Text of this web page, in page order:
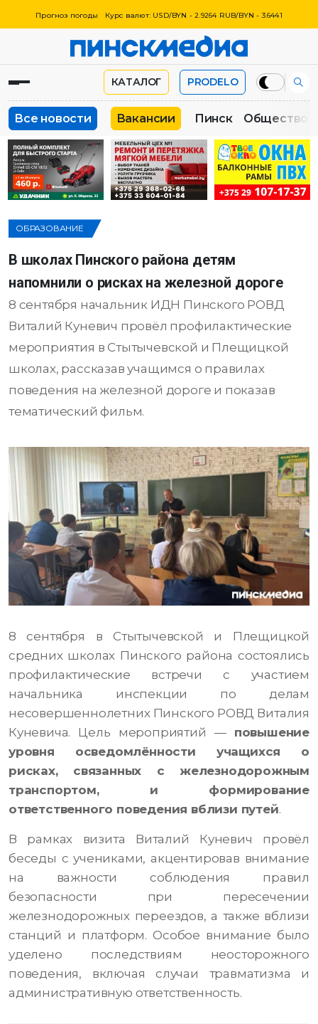
Прогноз погоды Курс валют: USD/BYN - 2.9264 RUB/BYN - 3.6441
КАТАЛОГ PRODELO
Все новости Вакансии Пинск Общество
ОБРАЗОВАНИЕ
В школах Пинского района детям
напомнили о рисках на железной дороге
8 сентября начальник ИДН Пинского РОВД
Виталий Куневич провёл профилактические
мероприятия в Стытычевской и Плещицкой
школах, рассказав учащимся о правилах
поведения на железной дороге и показав
тематический фильм.
8 сентября в Стытычевской и Плещицкой
средних школах Пинского района состоялись
профилактические встречи с участием
начальника инспекции по делам
несовершеннолетних Пинского РОВД Виталия
Куневича. Цель мероприятий — повышение
уровня осведомлённости учащихся о
рисках, связанных с железнодорожным
транспортом, и формирование
ответственного поведения вблизи путей.
В рамках визита Виталий Куневич провёл
беседы с учениками, акцентировав внимание
на важности соблюдения правил
безопасности при пересечении
железнодорожных переездов, а также вблизи
станций и платформ. Особое внимание было
уделено последствиям неосторожного
поведения, включая случаи травматизма и
административную ответственность.